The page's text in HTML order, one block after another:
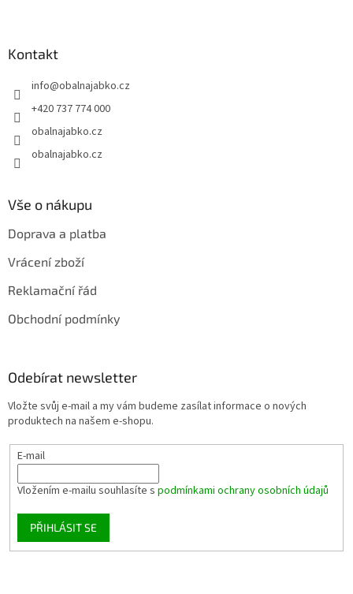
Kontakt
info@obalnajabko.cz
+420 737 774 000
obalnajabko.cz
obalnajabko.cz
Vše o nákupu
Doprava a platba
Vrácení zboží
Reklamační řád
Obchodní podmínky
Odebírat newsletter
Vložte svůj e-mail a my vám budeme zasílat informace o nových
produktech na našem e-shopu.
E-mail
Vložením e-mailu souhlasíte s podmínkami ochrany osobních údajů
PŘIHLÁSIT SE